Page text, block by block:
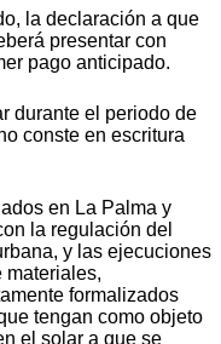
la declaración a que
presentar con
pago anticipado.
durante el periodo de
conste en escritura
en La Palma y
la regulación del
y las ejecuciones
materiales,
formalizados
tengan como objeto
el solar a que se